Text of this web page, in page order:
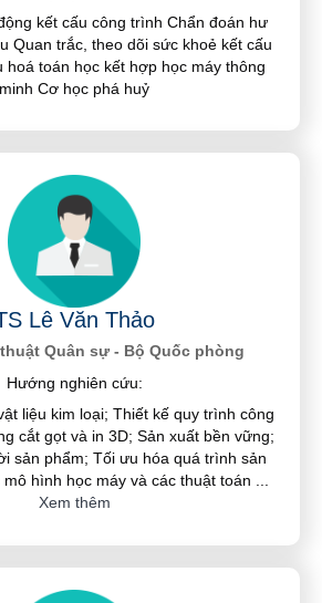
kết cấu công trình Chẩn đoán hư
Quan trắc, theo dõi sức khoẻ kết cấu
hoá toán học kết hợp học máy thông
minh Cơ học phá huỷ
Lê Văn Thảo
Quân sự - Bộ Quốc phòng
Hướng nghiên cứu:
liệu kim loại; Thiết kế quy trình công
cắt gọt và in 3D; Sản xuất bền vững;
sản phẩm; Tối ưu hóa quá trình sản
hình học máy và các thuật toán
Xem thêm